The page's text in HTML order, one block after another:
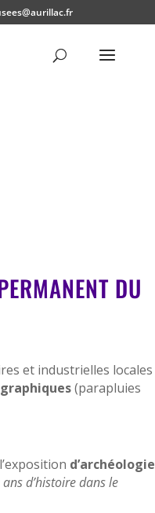
DU
et industrielles locales
(parapluies
d’archéologie
d’histoire dans le